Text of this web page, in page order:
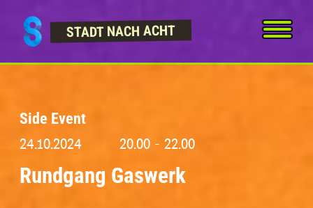
STADT NACH ACHT
Side Event
24.10.2024 20.00 - 22.00
Rundgang Gaswerk